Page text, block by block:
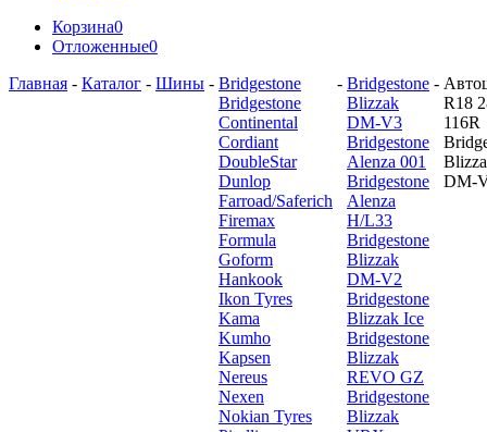
Корзина0
Отложенные0
Главная - Каталог - Шины - Bridgestone
Bridgestone
Continental
Cordiant
DoubleStar
Dunlop
Farroad/Saferich
Firemax
Formula
Goform
Hankook
Ikon Tyres
Kama
Kumho
Kapsen
Nereus
Nexen
Nokian Tyres
- Bridgestone
Blizzak
DM-V3
Bridgestone
Alenza 001
Bridgestone
Alenza
H/L33
Bridgestone
Blizzak
DM-V2
Bridgestone
Blizzak Ice
Bridgestone
Blizzak
REVO GZ
Bridgestone
Blizzak
-
R18
116R
DM-